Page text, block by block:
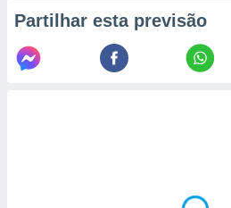
Partilhar esta previsão